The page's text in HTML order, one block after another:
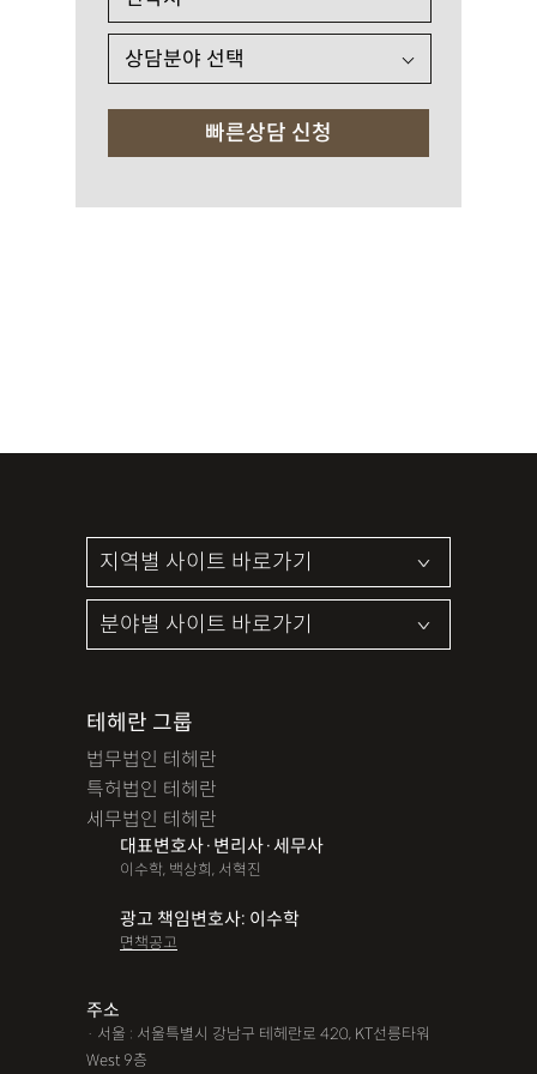
테헤란 그룹
법무법인 테헤란
특허법인 테헤란
세무법인 테헤란
대표변호사·변리사·세무사
이수학, 백상희, 서혁진
광고 책임변호사: 이수학
면책공고
주소
· 서울 : 서울특별시 강남구 테헤란로 420, KT선릉타워
West 9층